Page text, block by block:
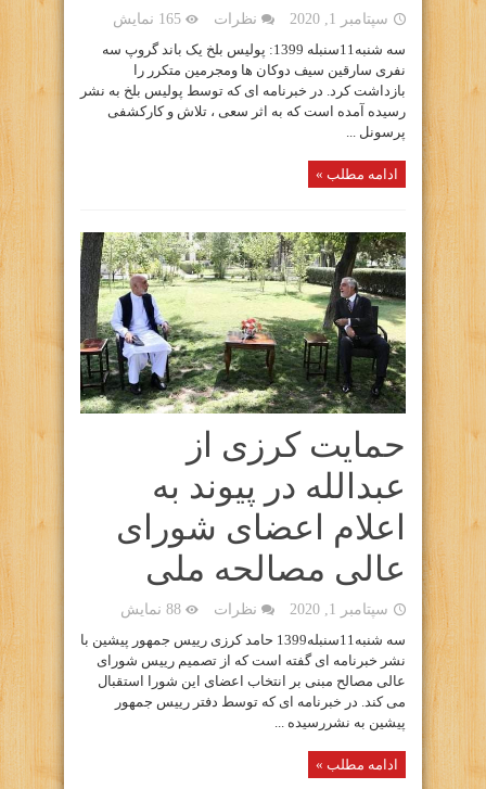
سپتامبر 1, 2020 نظرات
165 نمایش
سه شنبه11سنبله 1399: پولیس بلخ یک باند گروپ سه
نفری سارقین سیف دوکان ها ومجرمین متکرر را
بازداشت کرد. در خبرنامه ای که توسط پولیس بلخ به نشر
رسیده آمده است که به اثر سعی ، تلاش و کارکشفی
پرسونل ...
ادامه مطلب »
حمایت کرزی از
عبدالله در پیوند به
اعلام اعضای شورای
عالی مصالحه ملی
سپتامبر 1, 2020 نظرات
88 نمایش
سه شنبه11سنبله1399 حامد کرزی رییس جمهور پیشین با
نشر خبرنامه ای گفته است که از تصمیم رییس شورای
عالی مصالح مبنی بر انتخاب اعضای این شورا استقبال
می کند. در خبرنامه ای که توسط دفتر رییس جمهور
پیشین به نشررسیده ...
ادامه مطلب »